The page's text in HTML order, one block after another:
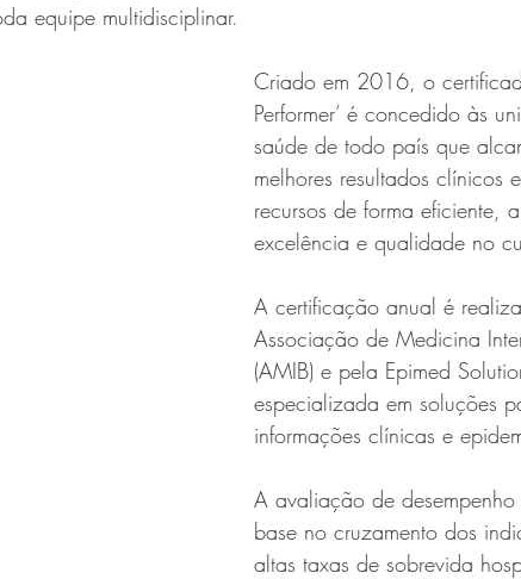
equipe multidisciplinar.
Criado em 2016, o
Performer’ é concedido às
saúde de todo país que
melhores resultados clínicos
recursos de forma eficiente,
excelência e qualidade no
A certificação anual é
Associação de Medicina
(AMIB) e pela Epimed
especializada em soluções
informações clínicas e
A avaliação de
base no cruzamento dos
altas taxas de sobrevida